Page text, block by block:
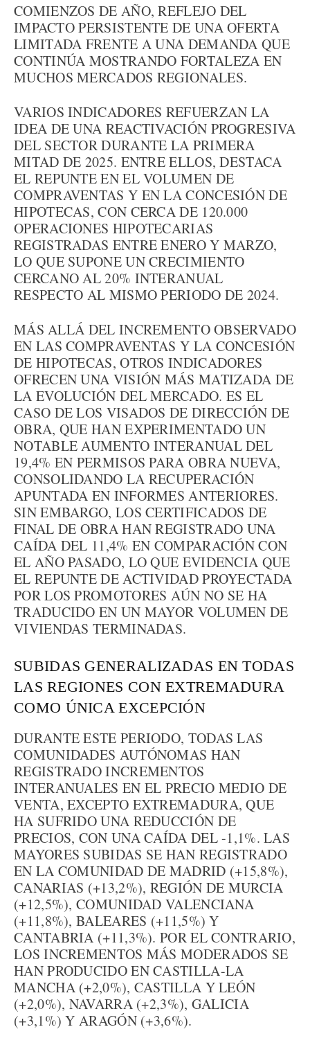
COMIENZOS DE AÑO, REFLEJO DEL
IMPACTO PERSISTENTE DE UNA OFERTA
LIMITADA FRENTE A UNA DEMANDA QUE
CONTINÚA MOSTRANDO FORTALEZA EN
MUCHOS MERCADOS REGIONALES.
VARIOS INDICADORES REFUERZAN LA
IDEA DE UNA REACTIVACIÓN PROGRESIVA
DEL SECTOR DURANTE LA PRIMERA
MITAD DE 2025. ENTRE ELLOS, DESTACA
EL REPUNTE EN EL VOLUMEN DE
COMPRAVENTAS Y EN LA CONCESIÓN DE
HIPOTECAS, CON CERCA DE 120.000
OPERACIONES HIPOTECARIAS
REGISTRADAS ENTRE ENERO Y MARZO,
LO QUE SUPONE UN CRECIMIENTO
CERCANO AL 20% INTERANUAL
RESPECTO AL MISMO PERIODO DE 2024.
MÁS ALLÁ DEL INCREMENTO OBSERVADO
EN LAS COMPRAVENTAS Y LA CONCESIÓN
DE HIPOTECAS, OTROS INDICADORES
OFRECEN UNA VISIÓN MÁS MATIZADA DE
LA EVOLUCIÓN DEL MERCADO. ES EL
CASO DE LOS VISADOS DE DIRECCIÓN DE
OBRA, QUE HAN EXPERIMENTADO UN
NOTABLE AUMENTO INTERANUAL DEL
19,4% EN PERMISOS PARA OBRA NUEVA,
CONSOLIDANDO LA RECUPERACIÓN
APUNTADA EN INFORMES ANTERIORES.
SIN EMBARGO, LOS CERTIFICADOS DE
FINAL DE OBRA HAN REGISTRADO UNA
CAÍDA DEL 11,4% EN COMPARACIÓN CON
EL AÑO PASADO, LO QUE EVIDENCIA QUE
EL REPUNTE DE ACTIVIDAD PROYECTADA
POR LOS PROMOTORES AÚN NO SE HA
TRADUCIDO EN UN MAYOR VOLUMEN DE
VIVIENDAS TERMINADAS.
SUBIDAS GENERALIZADAS EN TODAS
LAS REGIONES CON EXTREMADURA
COMO ÚNICA EXCEPCIÓN
DURANTE ESTE PERIODO, TODAS LAS
COMUNIDADES AUTÓNOMAS HAN
REGISTRADO INCREMENTOS
INTERANUALES EN EL PRECIO MEDIO DE
VENTA, EXCEPTO EXTREMADURA, QUE
HA SUFRIDO UNA REDUCCIÓN DE
PRECIOS, CON UNA CAÍDA DEL -1,1%. LAS
MAYORES SUBIDAS SE HAN REGISTRADO
EN LA COMUNIDAD DE MADRID (+15,8%),
CANARIAS (+13,2%), REGIÓN DE MURCIA
(+12,5%), COMUNIDAD VALENCIANA
(+11,8%), BALEARES (+11,5%) Y
CANTABRIA (+11,3%). POR EL CONTRARIO,
LOS INCREMENTOS MÁS MODERADOS SE
HAN PRODUCIDO EN CASTILLA-LA
MANCHA (+2,0%), CASTILLA Y LEÓN
(+2,0%), NAVARRA (+2,3%), GALICIA
(+3,1%) Y ARAGÓN (+3,6%).